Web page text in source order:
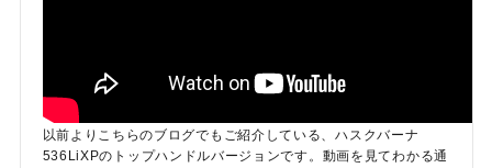
以前よりこちらのブログでもご紹介している、ハスクバーナ
536LiXPのトップハンドルバージョンです。動画を見てわかる通